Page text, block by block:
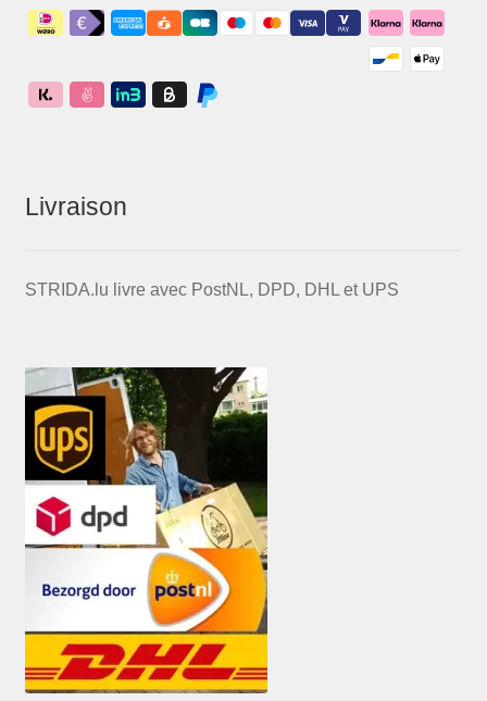
Livraison
STRIDA.lu livre avec PostNL, DPD, DHL et UPS